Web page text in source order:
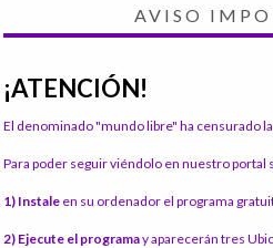
AVISO
¡ATENCIÓN!
El denominado "mundo libre" ha censurado la
Para poder seguir viéndolo en nuestro portal
1) Instale en su ordenador el programa
2) Ejecute el programay aparecerán tres